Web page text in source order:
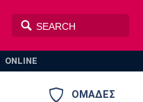
ONLINE
ΟΜΑΔΕΣ